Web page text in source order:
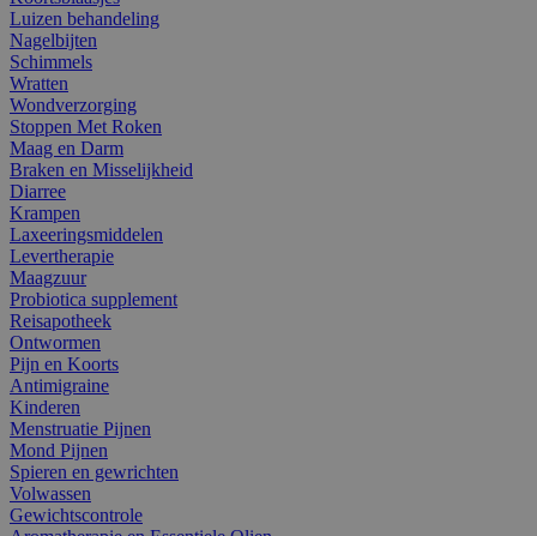
Luizen behandeling
Nagelbijten
Schimmels
Wratten
Wondverzorging
Stoppen Met Roken
Maag en Darm
Braken en Misselijkheid
Diarree
Krampen
Laxeeringsmiddelen
Levertherapie
Maagzuur
Probiotica supplement
Reisapotheek
Ontwormen
Pijn en Koorts
Antimigraine
Kinderen
Menstruatie Pijnen
Mond Pijnen
Spieren en gewrichten
Volwassen
Gewichtscontrole